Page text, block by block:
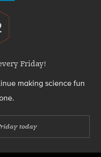
Friday!
making science fun
today